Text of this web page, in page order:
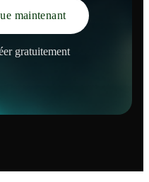
maintenant
gratuitement